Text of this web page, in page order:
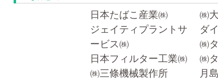
日本たばこ産業㈱
ジェイティプラントサ
ービス㈱
日本フィルター工業㈱
㈱三條機械製作所
㈱
ダ
㈱
㈱
月